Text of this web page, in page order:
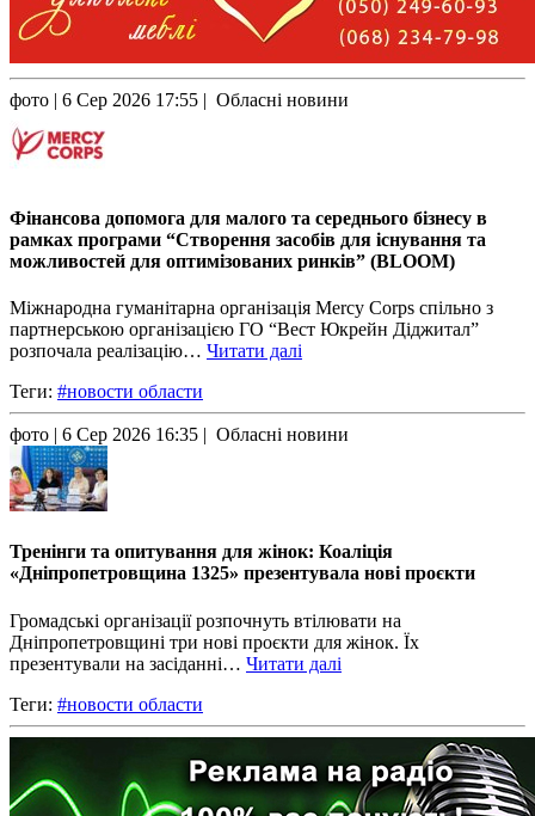
фото | 6 Сер 2026 17:55 | Обласні новини
Фінансова допомога для малого та середнього бізнесу в
рамках програми “Створення засобів для існування та
можливостей для оптимізованих ринків” (BLOOM)
Міжнародна гуманітарна організація Mercy Corps спільно з
партнерською організацією ГО “Вест Юкрейн Діджитал”
розпочала реалізацію… Читати далі
Теги: #новости области
фото | 6 Сер 2026 16:35 | Обласні новини
Тренінги та опитування для жінок: Коаліція
«Дніпропетровщина 1325» презентувала нові проєкти
Громадські організації розпочнуть втілювати на
Дніпропетровщині три нові проєкти для жінок. Їх
презентували на засіданні… Читати далі
Теги: #новости области